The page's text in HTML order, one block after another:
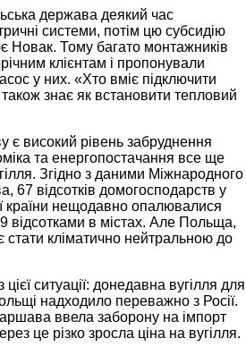
держава деякий час
системи, потім цю субсидію
Тому багато монтажників
клієнтам і пропонували
у них. «Хто вміє підключити
знає як встановити тепловий
є високий рівень забруднення
та енергопостачання все ще
Згідно з даними Міжнародного
67 відсотків домогосподарств у
країни нещодавно опалювалися
відсотками в містах. Але Польща,
стати кліматично нейтральною до
ситуації: донедавна вугілля для
надходило переважно з Росії.
ввела заборону на імпорт
це різко зросла ціна на вугілля.